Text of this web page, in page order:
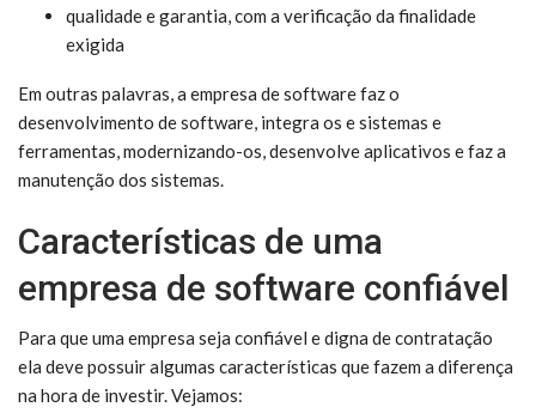
qualidade e garantia, com a verificação da finalidade
exigida
Em outras palavras, a empresa de software faz o
desenvolvimento de software, integra os e sistemas e
ferramentas, modernizando-os, desenvolve aplicativos e faz a
manutenção dos sistemas.
Características de uma
empresa de software confiável
Para que uma empresa seja confiável e digna de contratação
ela deve possuir algumas características que fazem a diferença
na hora de investir. Vejamos: